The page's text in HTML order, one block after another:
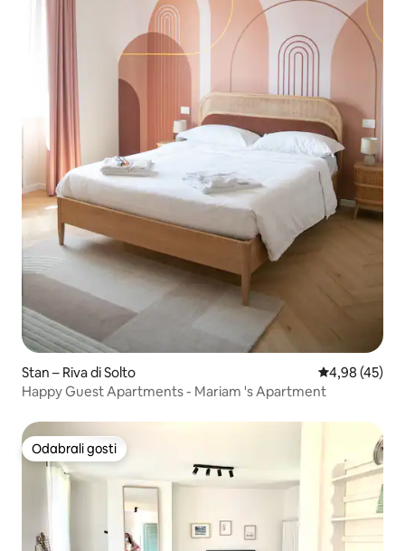
Stan – Riva di Solto Prosječna
4,98 (45)
Happy Guest Apartments - Mariam 's Apartment
Odabrali gosti
Odabrali gosti